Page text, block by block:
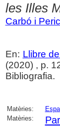
les Illes
Carbó i
En: Llibre
(2020) , p.
Bibliografia.
Matèries:
Matèries: